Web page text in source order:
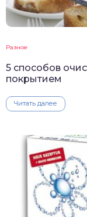
Разное
5 способов
покрытием
Читать далее